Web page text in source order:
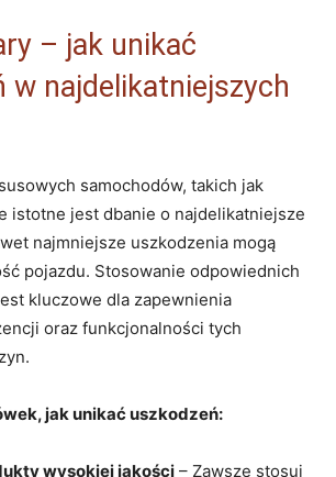
– jak unikać
w najdelikatniejszych
samochodów, takich jak
istotne jest dbanie o najdelikatniejsze
najmniejsze uszkodzenia mogą
pojazdu. Stosowanie odpowiednich
kluczowe dla zapewnienia
oraz funkcjonalności tych
jak unikać uszkodzeń:
wysokiej jakości – Zawsze stosuj